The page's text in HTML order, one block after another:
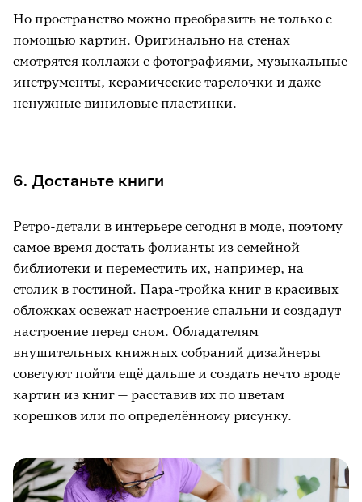
Но пространство можно преобразить не только с
помощью картин. Оригинально на стенах
смотрятся коллажи с фотографиями, музыкальные
инструменты, керамические тарелочки и даже
ненужные виниловые пластинки.
6. Достаньте книги
Ретро-детали в интерьере сегодня в моде, поэтому
самое время достать фолианты из семейной
библиотеки и переместить их, например, на
столик в гостиной. Пара-тройка книг в красивых
обложках освежат настроение спальни и создадут
настроение перед сном. Обладателям
внушительных книжных собраний дизайнеры
советуют пойти ещё дальше и создать нечто вроде
картин из книг — расставив их по цветам
корешков или по определённому рисунку.